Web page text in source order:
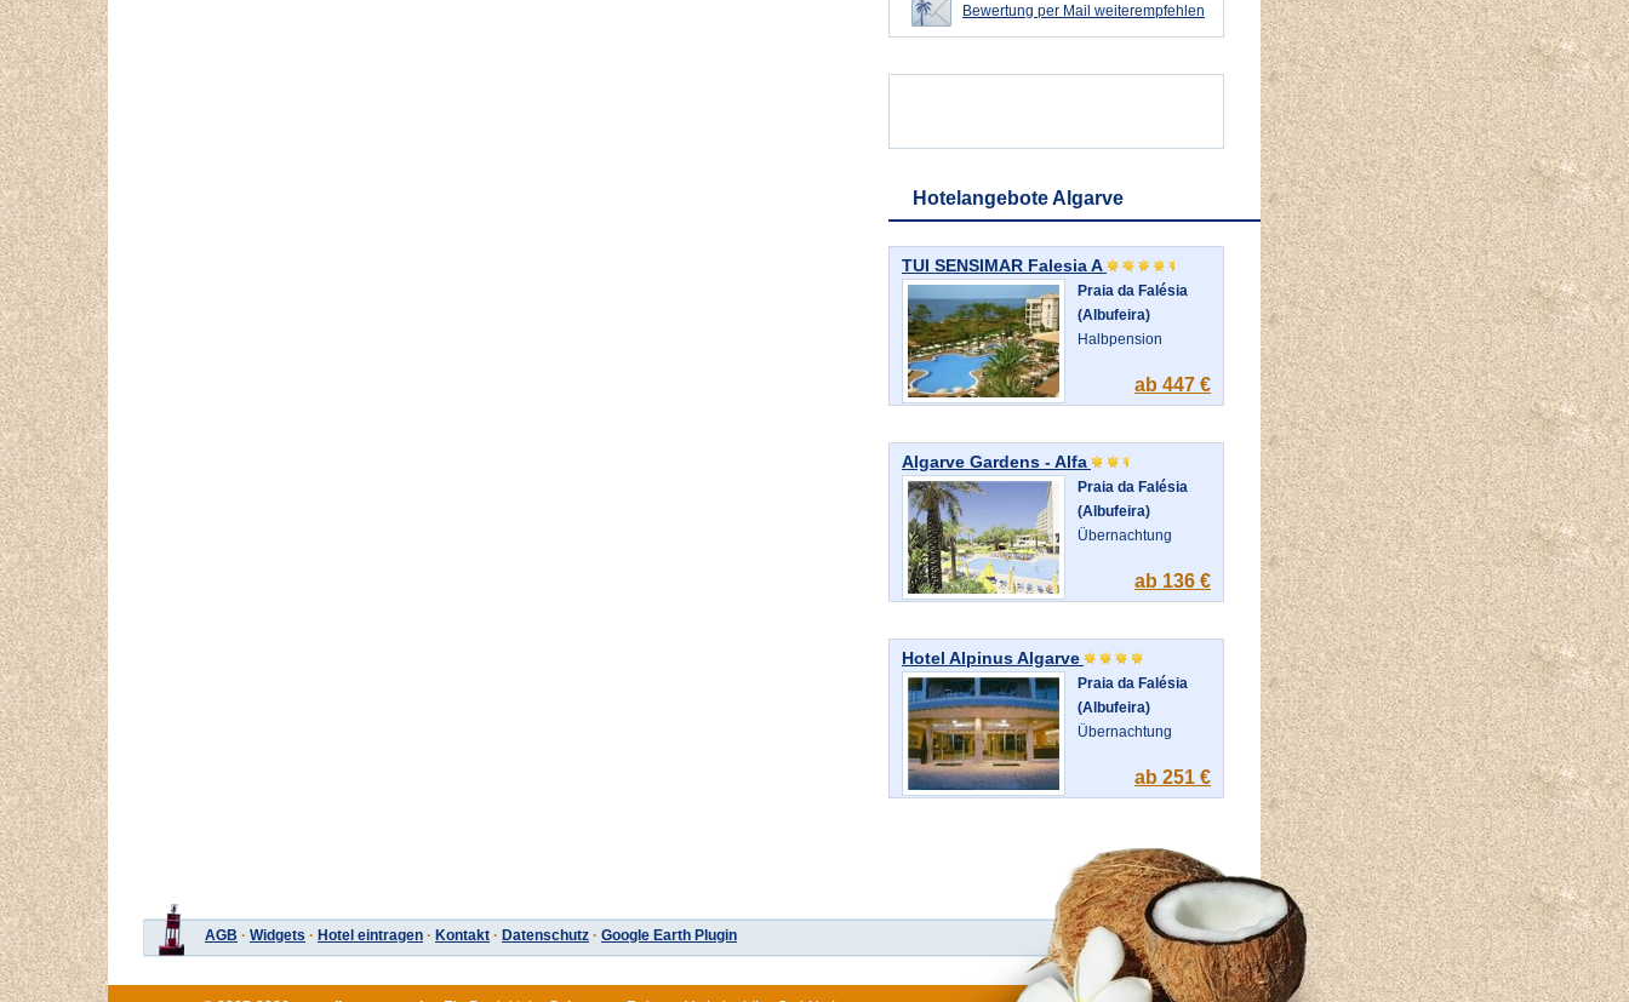
Bewertung per Mail weiterempfehlen
Hotelangebote Algarve
TUI SENSIMAR Falesia A
Praia da Falésia
(Albufeira)
Halbpension
ab 447 €
Algarve Gardens - Alfa
Praia da Falésia
(Albufeira)
Übernachtung
ab 136 €
Hotel Alpinus Algarve
Praia da Falésia
(Albufeira)
Übernachtung
ab 251 €
AGB · Widgets · Hotel eintragen · Kontakt · Datenschutz · Google Earth Plugin